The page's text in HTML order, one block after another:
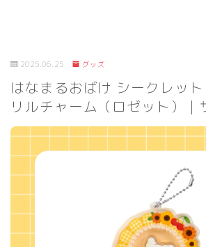
2025.06.25 グッズ
はなまるおばけ シークレッ
リルチャーム（ロゼット）｜